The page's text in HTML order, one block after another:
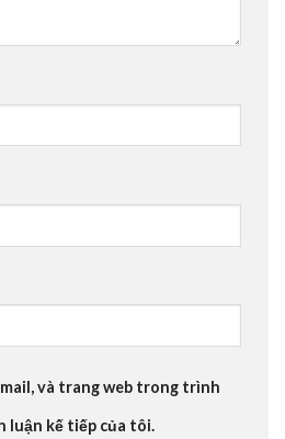
và trang web trong trình
luận kế tiếp của tôi.